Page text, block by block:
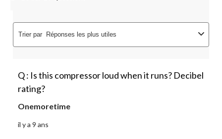
Trier par Réponses les plus utiles
Q : Is this compressor loud when it runs? Decibel
rating?
Onemoretime
il y a 9 ans